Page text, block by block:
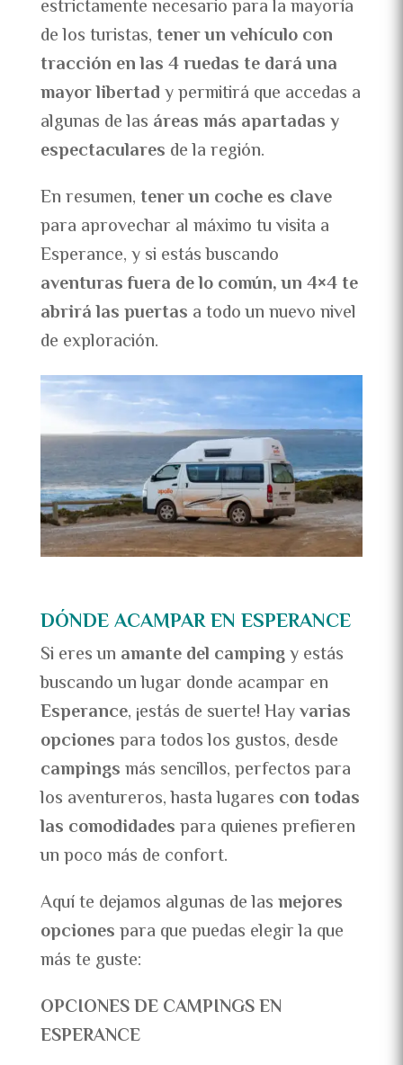
estrictamente necesario para la mayoría
de los turistas,tener un vehículo con
tracción en las 4 ruedas te dará una
mayor libertady permitirá que accedas a
algunas de las áreas más apartadas y
espectaculares de la región.
En resumen,tener un coche es clave
para aprovechar al máximo tu visita a
Esperance, y si estás buscando
aventuras fuera de lo común, un 4×4 te
abrirá las puertas a todo un nuevo nivel
de exploración.
DÓNDE ACAMPAR EN ESPERANCE
Si eres un amante del campingy estás
buscando un lugar donde acampar en
Esperance, ¡estás de suerte! Hayvarias
opcionespara todos los gustos, desde
campingsmás sencillos, perfectos para
los aventureros, hasta lugares con todas
las comodidadespara quienes prefieren
un poco más de confort.
Aquí te dejamos algunas de lasmejores
opcionespara que puedas elegir la que
más te guste:
OPCIONES DE CAMPINGS EN
ESPERANCE